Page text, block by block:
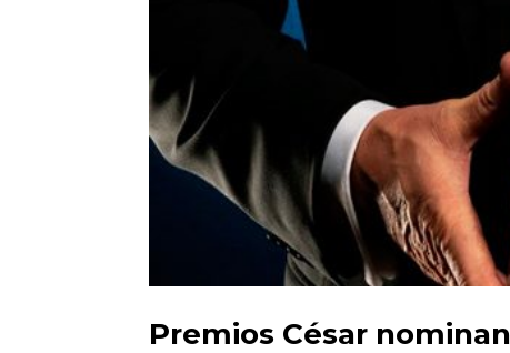
Premios César